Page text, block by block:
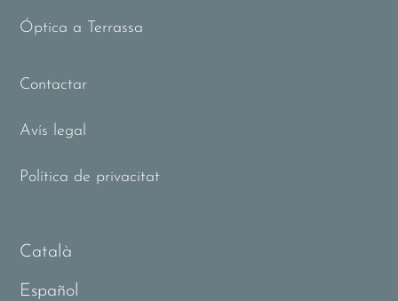
Óptica a Terrassa
Contactar
Avís legal
Política de privacitat
Català
Español